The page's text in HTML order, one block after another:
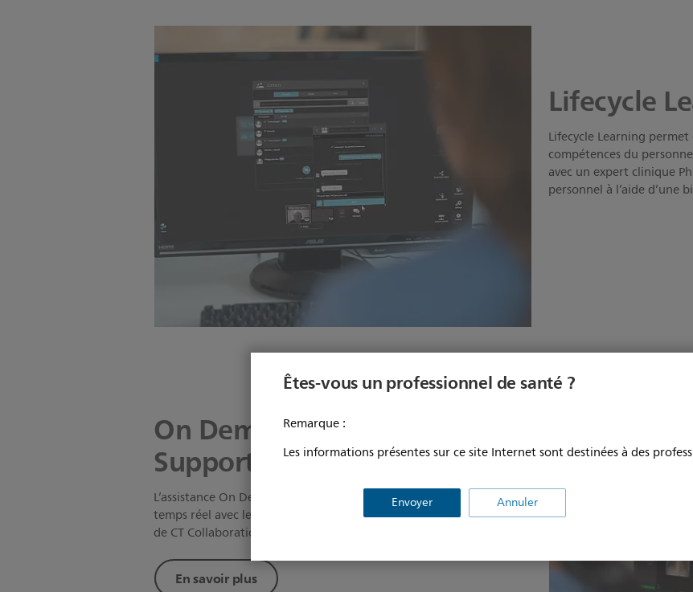
Êtes-vous un professionnel de santé ?
Remarque :
Les informations présentes sur ce site Internet sont destinées à des
Envoyer Annuler
Lifecycle
Lifecycle Learning
compétences du
avec un expert clinique
personnel à l’aide
On Demand Clinical
Support**
L’assistance On Demand Clinical Support vous permet d’échanger en
temps réel avec les experts Philips quand vous le souhaitez, à l’aide
de CT Collaboration Live.
En savoir plus